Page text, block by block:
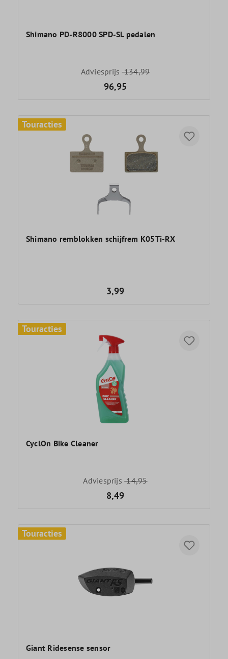
Shimano PD-R8000 SPD-SL pedalen
Adviesprijs134,99
96,95
Touracties
Shimano remblokken schijfrem K05Ti-RX
3,99
Touracties
CyclOn Bike Cleaner
Adviesprijs14,95
8,49
Touracties
Giant Ridesense sensor